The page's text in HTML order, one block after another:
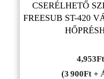
CSERÉLHETŐ
FREESUB ST-420
4,953Ft
(3 900Ft +